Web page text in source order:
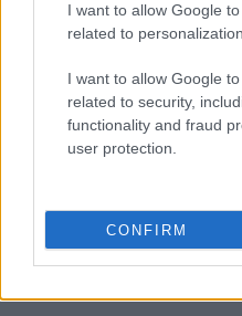
I want to allow Google
related to personalization.
I want to allow Google
related to security,
functionality and fraud
user protection.
CONFIRM
Joyas de Zapatero:
contrabando en 2026
Lucía Herrera · 13 Jun 2026